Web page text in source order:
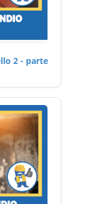
2 - parte